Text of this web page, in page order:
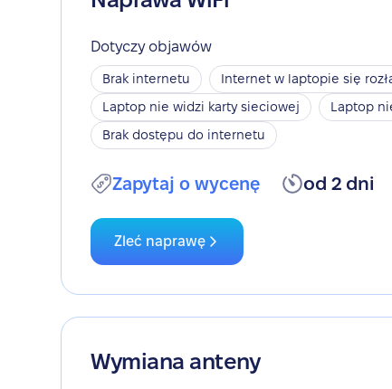
Dotyczy objawów
Brak internetu
Internet w laptopie się
Laptop nie widzi karty sieciowej
Laptop
Brak dostępu do internetu
Zapytaj o wycenę od 2 dni
Zleć naprawę
Wymiana anteny